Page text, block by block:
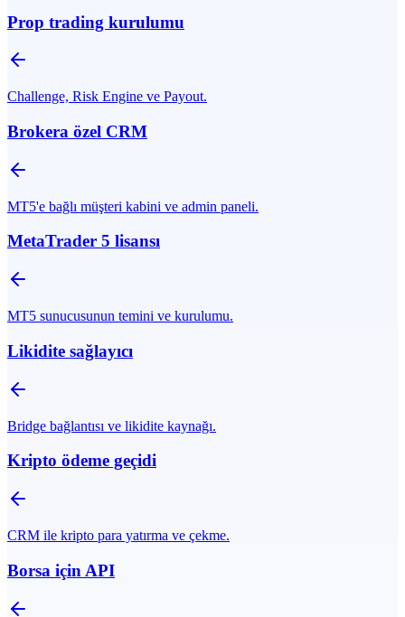
Prop trading kurulumu
Challenge, Risk Engine ve Payout.
Brokera özel CRM
MT5'e bağlı müşteri kabini ve admin paneli.
MetaTrader 5 lisansı
MT5 sunucusunun temini ve kurulumu.
Likidite sağlayıcı
Bridge bağlantısı ve likidite kaynağı.
Kripto ödeme geçidi
CRM ile kripto para yatırma ve çekme.
Borsa için API